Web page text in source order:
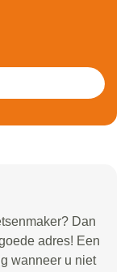
Dan
adres! Een
wanneer u niet